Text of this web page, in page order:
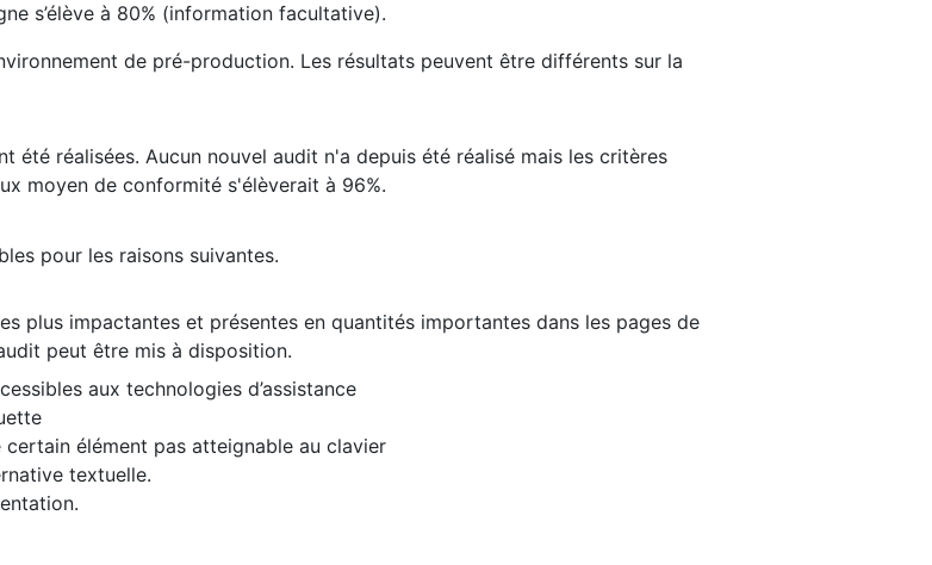
s’élève à 80% (information facultative).
de pré-production. Les résultats peuvent être différents sur la
réalisées. Aucun nouvel audit n'a depuis été réalisé mais les critères
moyen de conformité s'élèverait à 96%.
pour les raisons suivantes.
plus impactantes et présentes en quantités importantes dans les pages de
peut être mis à disposition.
aux technologies d’assistance
élément pas atteignable au clavier
textuelle.